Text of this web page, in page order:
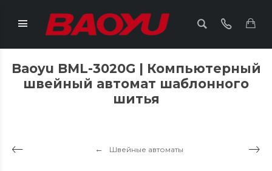
Baoyu BML-3020G | Компьютерный
швейный автомат шаблонного
шитья
Швейные автоматы